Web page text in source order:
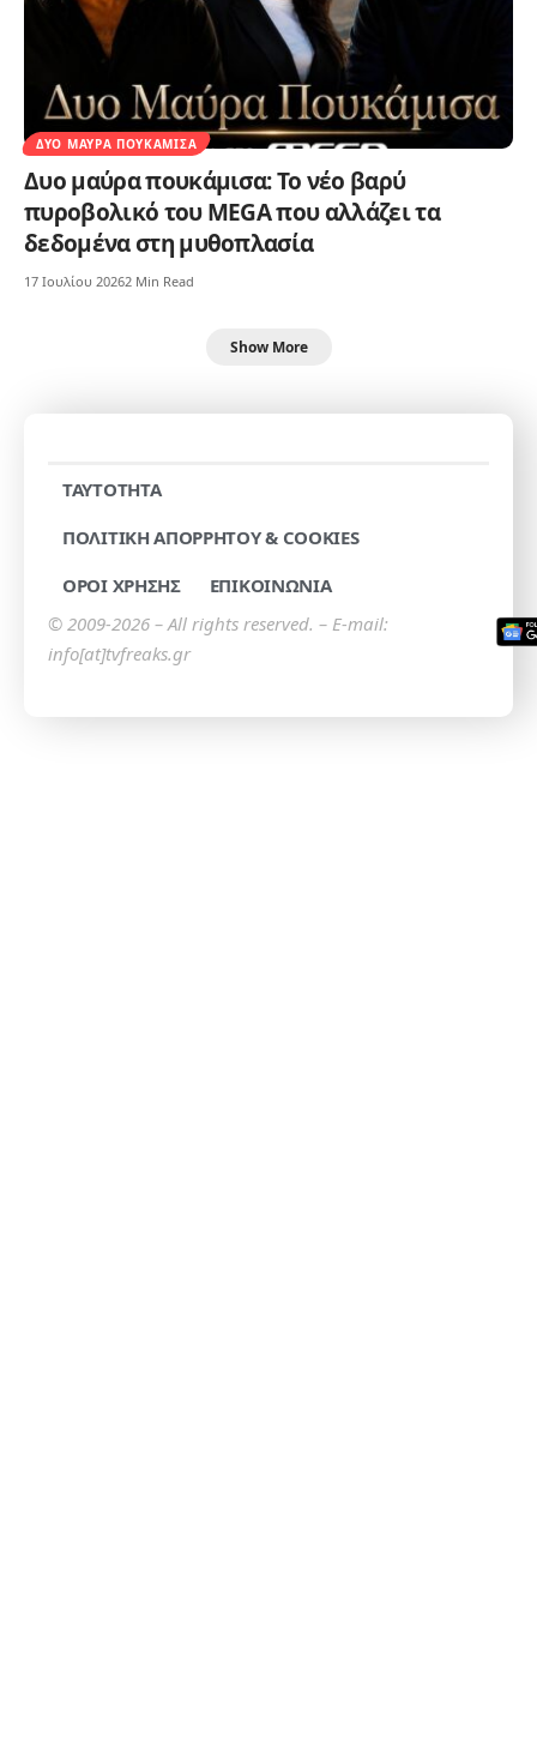
ΔΥΟ ΜΑΎΡΑ ΠΟΥΚΆΜΙΣΑ
Δυο μαύρα πουκάμισα: Το νέο βαρύ
πυροβολικό του MEGA που αλλάζει τα
δεδομένα στη μυθοπλασία
17 Ιουλίου 20262 Min Read
Show More
TAYTOTHTA
ΠΟΛΙΤΙΚΗ ΑΠΟΡΡΗΤΟΥ & COOKIES
ΟΡΟΙ ΧΡΗΣΗΣ
ΕΠΙΚΟΙΝΩΝΙΑ
© 2009-2026 – All rights reserved. – E-mail:
info[at]tvfreaks.gr